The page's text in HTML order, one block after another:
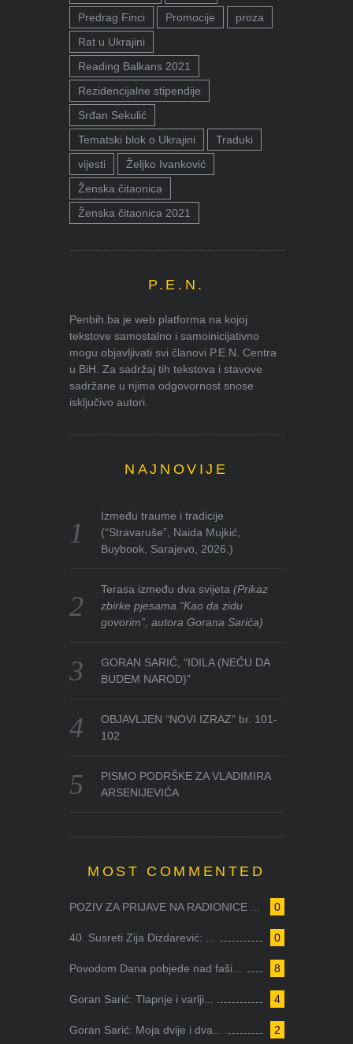
Predrag Finci
Promocije
proza
Rat u Ukrajini
Reading Balkans 2021
Rezidencijalne stipendije
Srđan Sekulić
Tematski blok o Ukrajini
Traduki
vijesti
Željko Ivanković
Ženska čitaonica
Ženska čitaonica 2021
P.E.N.
Penbih.ba je web platforma na kojoj
tekstove samostalno i samoinicijativno
mogu objavljivati svi članovi P.E.N. Centra
u BiH. Za sadržaj tih tekstova i stavove
sadržane u njima odgovornost snose
isključivo autori.
NAJNOVIJE
Između traume i tradicije
(“Stravaruše”, Naida Mujkić,
Buybook, Sarajevo, 2026.)
Terasa između dva svijeta(Prikaz
zbirke pjesama “Kao da zidu
govorim”, autora Gorana Sarića)
GORAN SARIĆ, “IDILA (NEĆU DA
BUDEM NAROD)”
OBJAVLJEN “NOVI IZRAZ” br. 101-
102
PISMO PODRŠKE ZA VLADIMIRA
ARSENIJEVIĆA
MOST COMMENTED
0
POZIV ZA PRIJAVE NA RADIONICE ...
0
40. Susreti Zija Dizdarević: ...
8
Povodom Dana pobjede nad faši...
4
Goran Sarić: Tlapnje i varlji...
2
Goran Sarić: Moja dvije i dva...